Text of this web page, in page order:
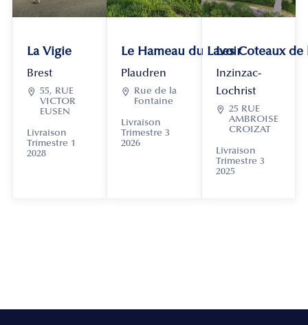
La Vigie
Brest
 55, RUE
VICTOR
EUSEN
Livraison
Trimestre 1
2028
Le Hameau du Lavoir
Plaudren

Rue de la
Fontaine
Livraison
Trimestre 3
2026
Les Coteaux
Inzinzac-
Lochrist
 25 RUE
AMBROISE
CROIZAT
Livraison
Trimestre 3
2025